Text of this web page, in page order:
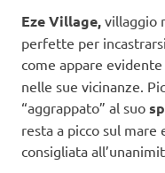
Eze Village, villaggio
perfette per
come appare
nelle sue vicinanze.
“aggrappato” al suo
resta a picco sul mare
consigliata